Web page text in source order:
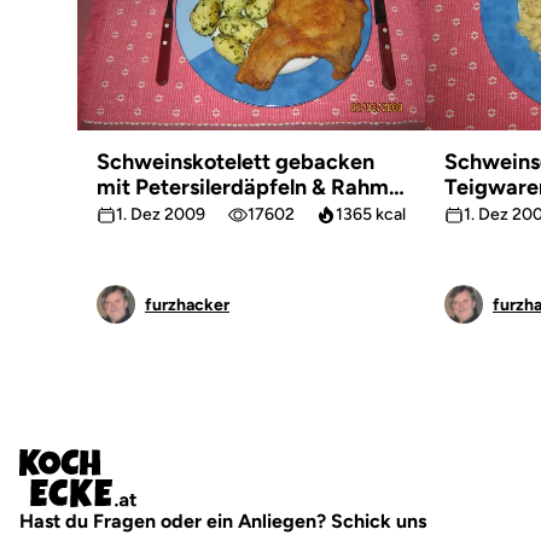
Schweinskotelett gebacken
mit Petersilerdäpfeln & Rahm
Gurkensalat
1. Dez 2009 17602 1365 kcal
furzhacker
1. Dez
Hast du Fragen oder ein Anliegen? Schick uns